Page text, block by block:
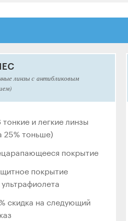
линзы с антибликовым
тонкие и легкие линзы
25% тоньше)
покрытие
покрытие
скидка на следующий